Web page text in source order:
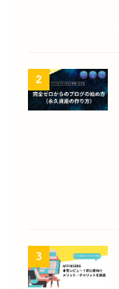
2
3